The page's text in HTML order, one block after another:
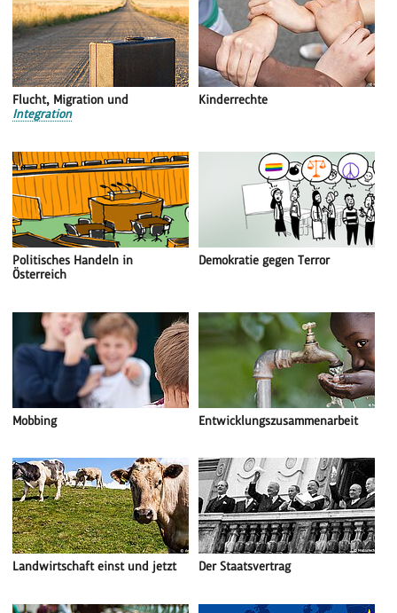
Flucht, Migration und
Integration
Kinderrechte
Politisches Handeln in
Österreich
Demokratie gegen Terror
Mobbing Entwicklungszusammenarbeit
Landwirtschaft einst und jetzt Der Staatsvertrag